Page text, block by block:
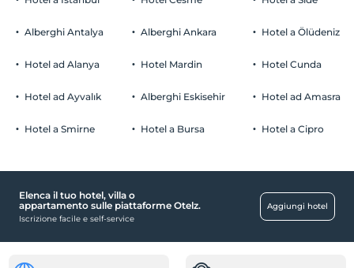
Parcheggio auto
Gratuito Parcheggio pubblico
Disabilitato
L'ingresso principale è a piede piatto
fumare
I bambini di età inferiore a 2 non vengono addebitati
Alberghi Antalya
Hotel ad Alanya
Hotel ad Ayvalık
Hotel a Smirne
Alberghi Ankara
Hotel Mardin
Alberghi Eskisehir
Hotel a Bursa
Hotel a Ölüdeniz
Hotel Cunda
Hotel ad Amasra
Hotel a Cipro
Elenca il tuo hotel, villa o
appartamento sulle piattaforme Otelz.
Iscrizione facile e self-service
Aggiungi hotel